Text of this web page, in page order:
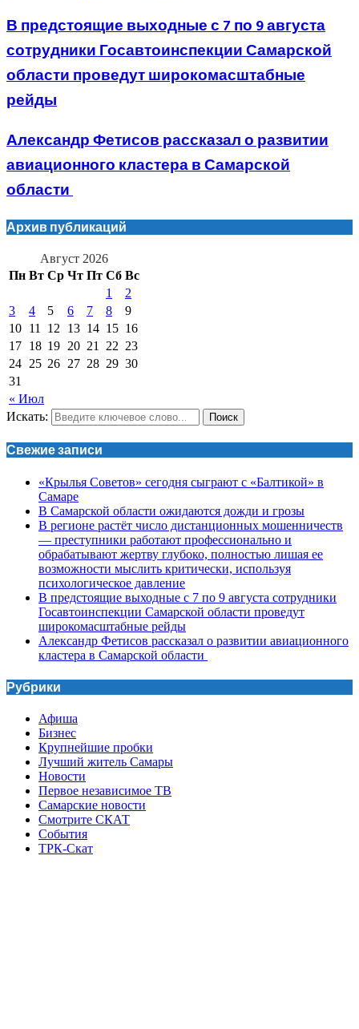
В предстоящие выходные с 7 по 9 августа
сотрудники Госавтоинспекции Самарской
области проведут широкомасштабные
рейды
Александр Фетисов рассказал о развитии
авиационного кластера в Самарской
области
Архив публикаций
Август 2026
Пн Вт Ср Чт Пт Сб Вс
« Июл
1
2
3
4 5 6 7 8
9
10 11 12 13 14 15 16
17 18 19 20 21 22 23
24 25 26 27 28 29 30
31
Искать: Поиск
Свежие записи
«Крылья Советов» сегодня сыграют с «Балтикой» в
Самаре
В Самарской области ожидаются дожди и грозы
В регионе растёт число дистанционных мошенничеств
— преступники работают профессионально и
обрабатывают жертву глубоко, полностью лишая ее
возможности мыслить критически, используя
психологическое давление
В предстоящие выходные с 7 по 9 августа сотрудники
Госавтоинспекции Самарской области проведут
широкомасштабные рейды
Александр Фетисов рассказал о развитии авиационного
кластера в Самарской области
Рубрики
Афиша
Бизнес
Крупнейшие пробки
Лучший житель Самары
Новости
Первое независимое ТВ
Самарские новости
Смотрите СКАТ
События
ТРК-Скат